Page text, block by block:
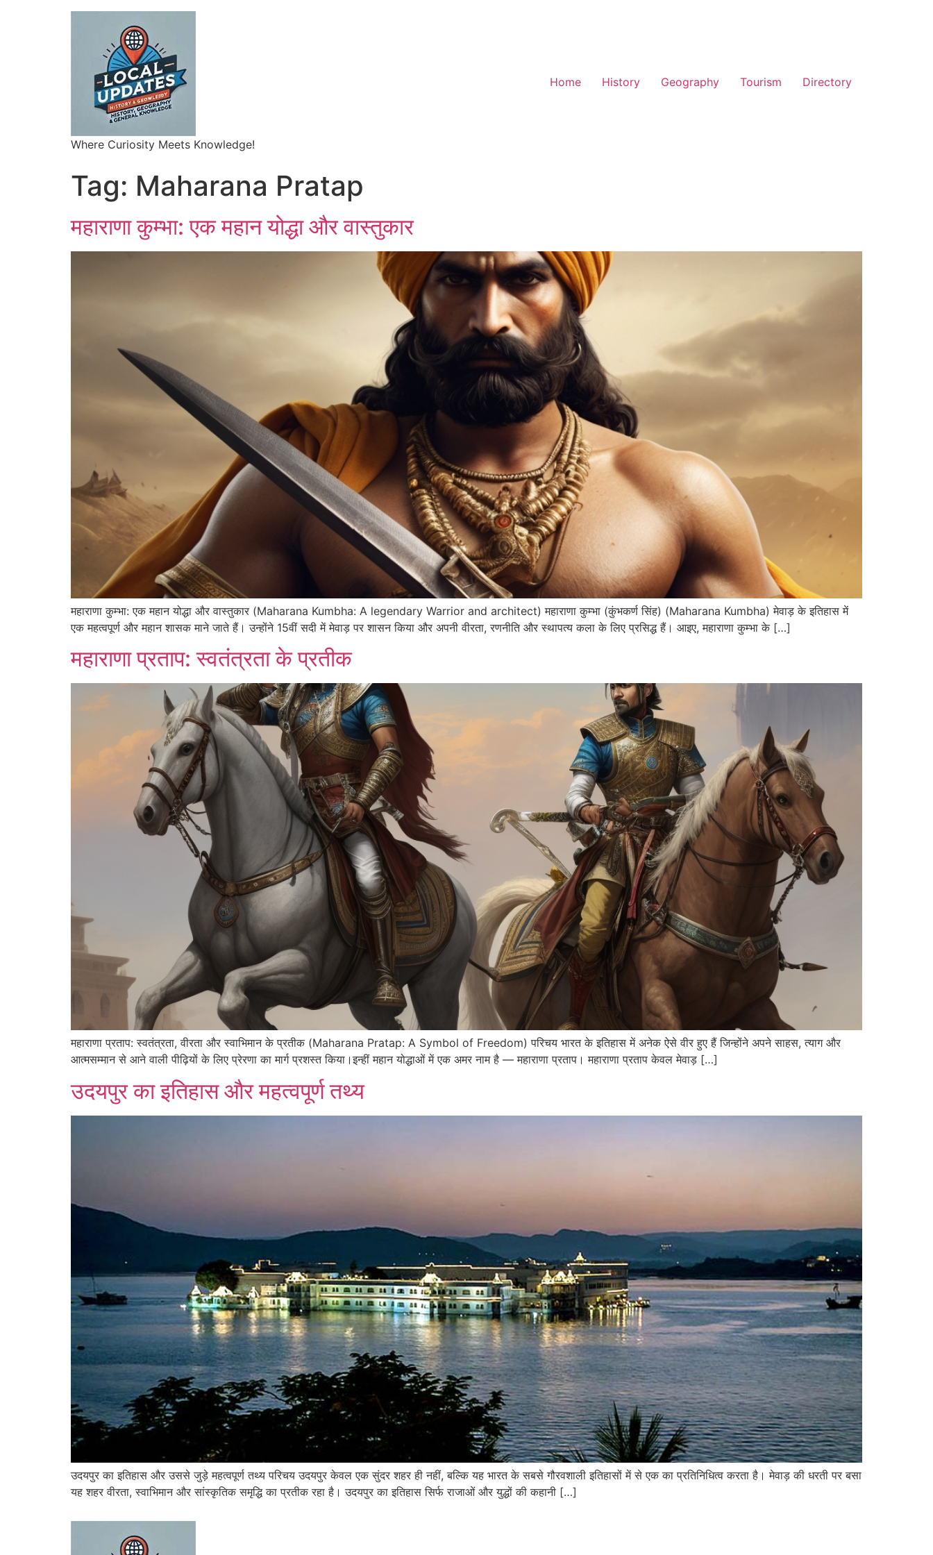
Where Curiosity Meets Knowledge!
Home History Geography Tourism Directory
Tag: Maharana Pratap
महाराणा कुम्भा: एक महान योद्धा और वास्तुकार
महाराणा कुम्भा: एक महान योद्धा और वास्तुकार (Maharana Kumbha: A legendary Warrior and architect) महाराणा कुम्भा (कुंभकर्ण सिंह) (Maharana Kumbha) मेवाड़ के इतिहास में
एक महत्वपूर्ण और महान शासक माने जाते हैं। उन्होंने 15वीं सदी में मेवाड़ पर शासन किया और अपनी वीरता, रणनीति और स्थापत्य कला के लिए प्रसिद्ध हैं। आइए, महाराणा कुम्भा के […]
महाराणा प्रताप: स्वतंत्रता के प्रतीक
महाराणा प्रताप: स्वतंत्रता, वीरता और स्वाभिमान के प्रतीक (Maharana Pratap: A Symbol of Freedom) परिचय भारत के इतिहास में अनेक ऐसे वीर हुए हैं जिन्होंने अपने साहस, त्याग और
आत्मसम्मान से आने वाली पीढ़ियों के लिए प्रेरणा का मार्ग प्रशस्त किया।इन्हीं महान योद्धाओं में एक अमर नाम है — महाराणा प्रताप। महाराणा प्रताप केवल मेवाड़ […]
उदयपुर का इतिहास और महत्वपूर्ण तथ्य
उदयपुर का इतिहास और उससे जुड़े महत्वपूर्ण तथ्य परिचय उदयपुर केवल एक सुंदर शहर ही नहीं, बल्कि यह भारत के सबसे गौरवशाली इतिहासों में से एक का प्रतिनिधित्व करता है। मेवाड़ की धरती पर बसा
यह शहर वीरता, स्वाभिमान और सांस्कृतिक समृद्धि का प्रतीक रहा है। उदयपुर का इतिहास सिर्फ राजाओं और युद्धों की कहानी […]